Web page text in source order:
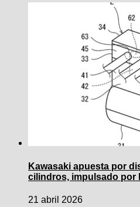
Kawasaki apuesta por
cilindros, impulsado por
21 abril 2026